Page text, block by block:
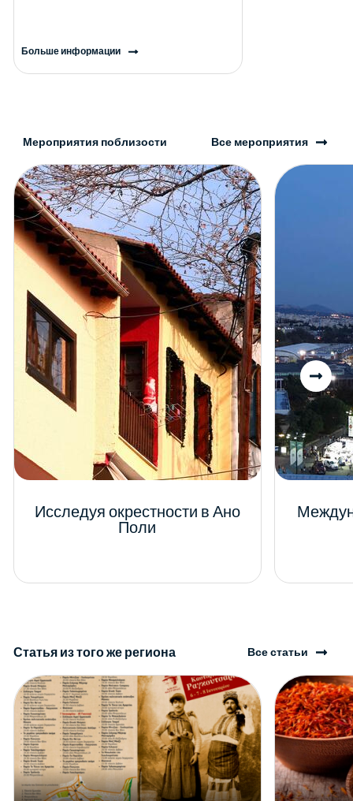
Больше информации
Мероприятия поблизости Все мероприятия
Исследуя окрестности в Ано
Поли
Статья из того же региона Все статьи